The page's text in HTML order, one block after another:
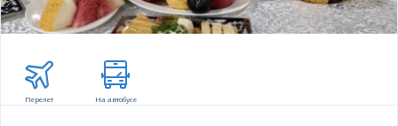
Перелет На автобусе